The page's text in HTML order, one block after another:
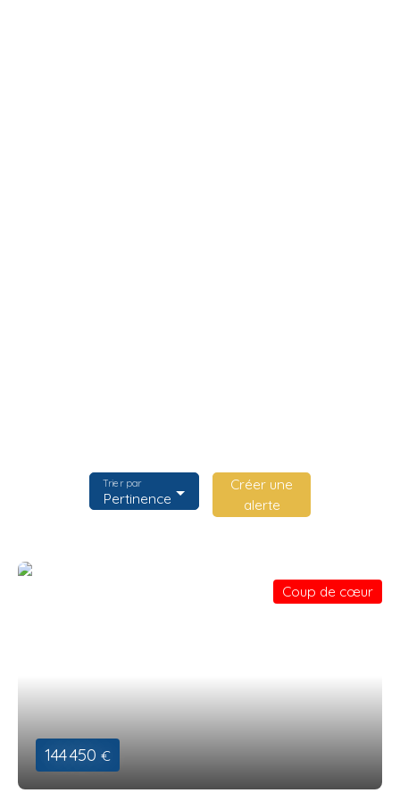
Pertinence
Trier par
Créer une
alerte
144 450 €
Coup de cœur